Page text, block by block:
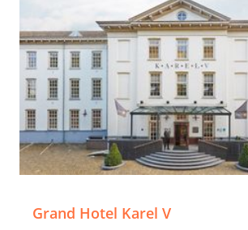
Grand Hotel Karel V